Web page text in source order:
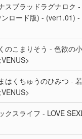
スブラッドラグナロク
ロード版) - (ver1.01)
のこまりそう - 色欲の
はくちゅうのひみつ -
クスライフ - LOVE